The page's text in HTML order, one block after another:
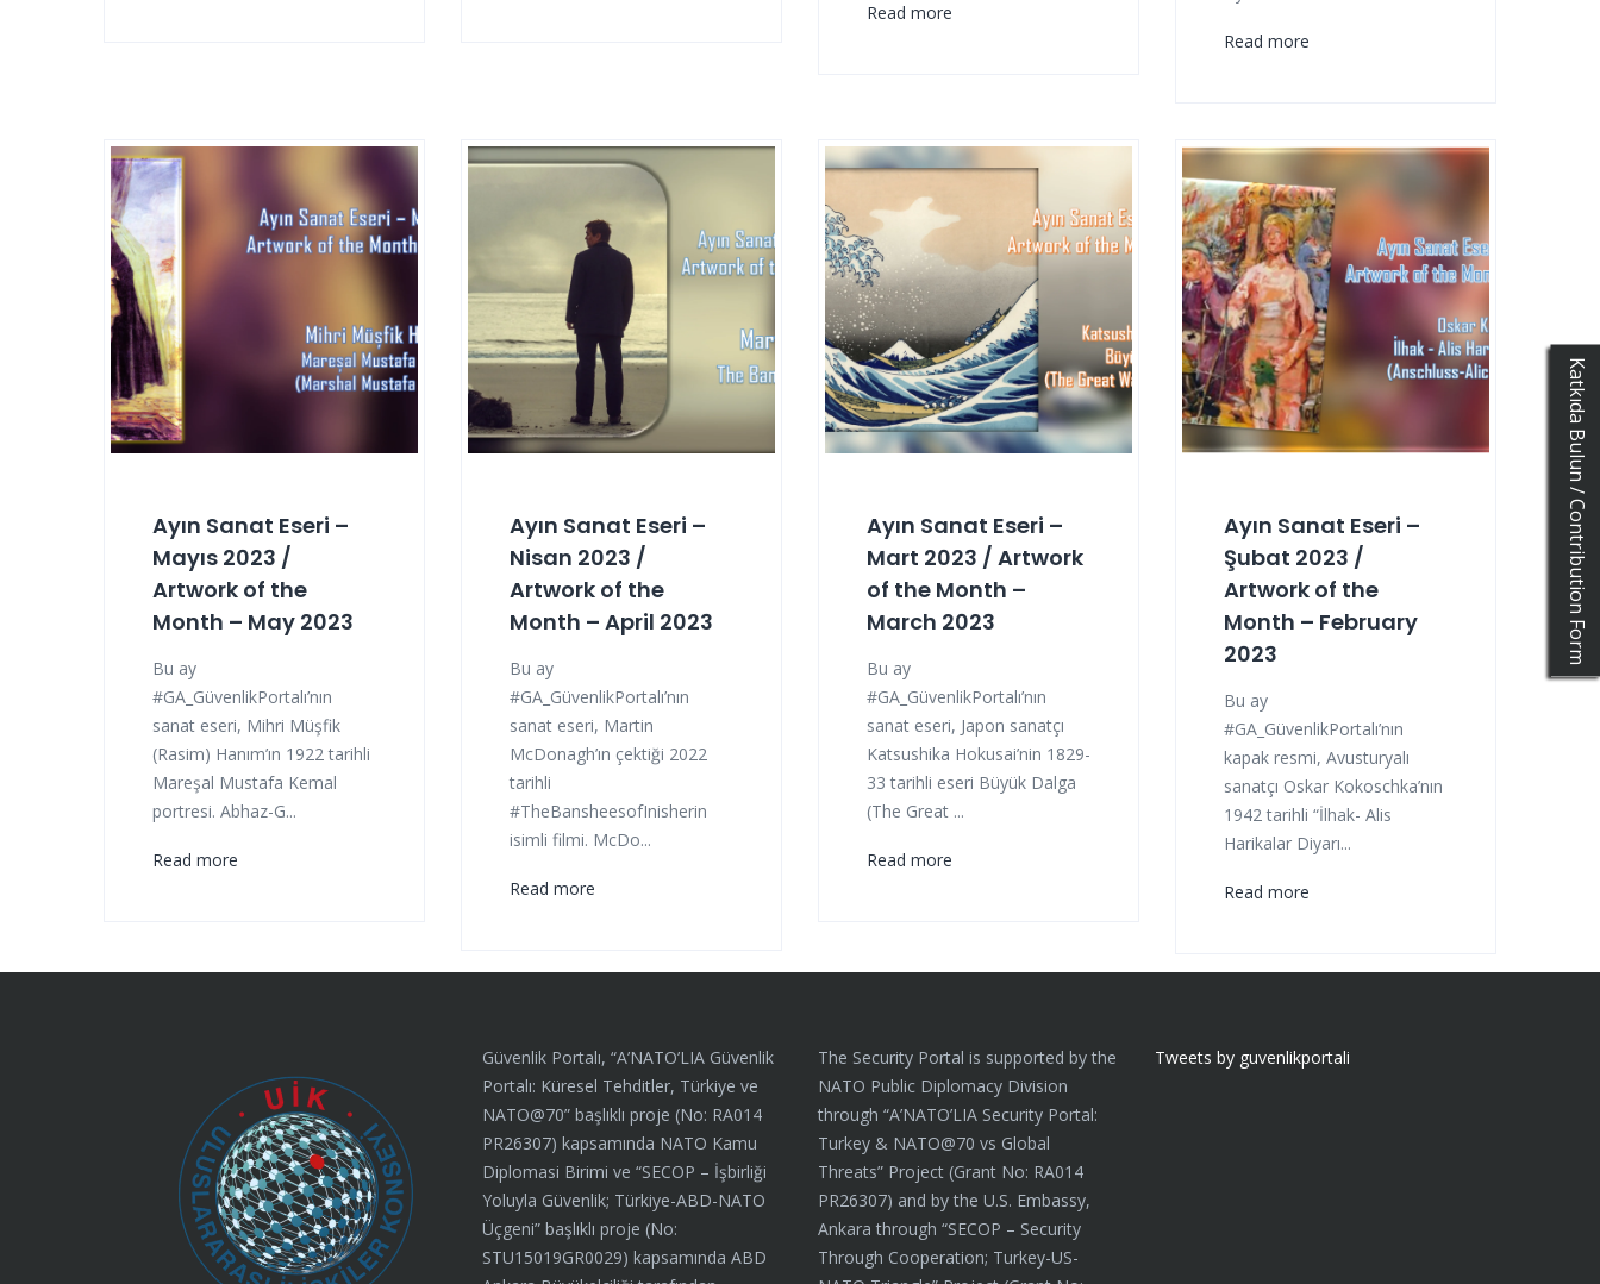
Read more
Read more
Ayın Sanat Eseri –
Mayıs 2023 /
Artwork of the
Month – May 2023
Bu ay
#GA_GüvenlikPortalı’nın
sanat eseri, Mihri Müşfik
(Rasim) Hanım’ın 1922 tarihli
Mareşal Mustafa Kemal
portresi. Abhaz-G...
Read more
Ayın Sanat Eseri –
Nisan 2023 /
Artwork of the
Month – April 2023
Bu ay
#GA_GüvenlikPortalı’nın
sanat eseri, Martin
McDonagh’ın çektiği 2022
tarihli
#TheBansheesofInisherin
isimli filmi. McDo...
Read more
Ayın Sanat Eseri –
Mart 2023 / Artwork
of the Month –
March 2023
Bu ay
#GA_GüvenlikPortalı’nın
sanat eseri, Japon sanatçı
Katsushika Hokusai’nin 1829-
33 tarihli eseri Büyük Dalga
(The Great ...
Read more
Ayın Sanat Eseri –
Şubat 2023 /
Artwork of the
Month – February
2023
Bu ay
#GA_GüvenlikPortalı’nın
kapak resmi, Avusturyalı
sanatçı Oskar Kokoschka’nın
1942 tarihli “İlhak- Alis
Harikalar Diyarı...
Read more
Katkıda Bulun / Contribution Form
Güvenlik Portalı, “A’NATO’LIA Güvenlik
Portalı: Küresel Tehditler, Türkiye ve
NATO@70” başlıklı proje (No: RA014
PR26307) kapsamında NATO Kamu
Diplomasi Birimi ve “SECOP – İşbirliği
Yoluyla Güvenlik; Türkiye-ABD-NATO
Üçgeni” başlıklı proje (No:
STU15019GR0029) kapsamında ABD
The Security Portal is supported by the
NATO Public Diplomacy Division
through “A’NATO’LIA Security Portal:
Turkey & NATO@70 vs Global
Threats” Project (Grant No: RA014
PR26307) and by the U.S. Embassy,
Ankara through “SECOP – Security
Through Cooperation; Turkey-US-
Tweets by guvenlikportali